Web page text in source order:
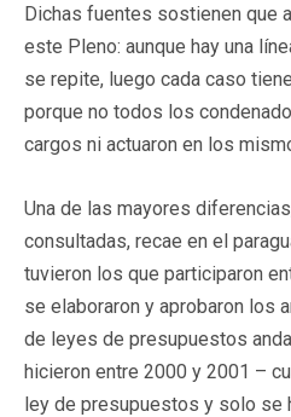
Dichas fuentes sostienen que
este Pleno: aunque hay una
se repite, luego cada caso
porque no todos los
cargos ni actuaron en los
Una de las mayores
consultadas, recae en el
tuvieron los que participaron
se elaboraron y aprobaron los
de leyes de presupuestos
hicieron entre 2000 y 2001 –
ley de presupuestos y solo se